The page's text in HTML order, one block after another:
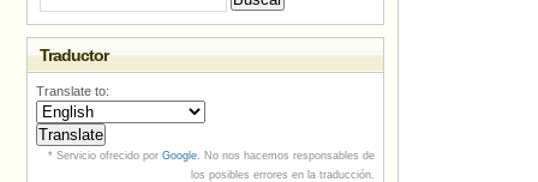
Traductor
Translate to:
* Servicio ofrecido por Google. No nos hacemos responsables de
los posibles errores en la traducción.